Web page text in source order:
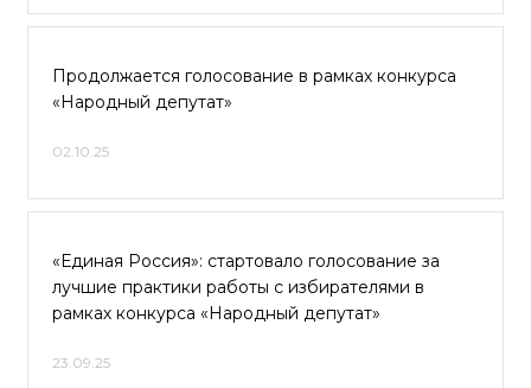
Продолжается голосование в рамках конкурса
«Народный депутат»
02.10.25
«Единая Россия»: стартовало голосование за
лучшие практики работы с избирателями в
рамках конкурса «Народный депутат»
23.09.25